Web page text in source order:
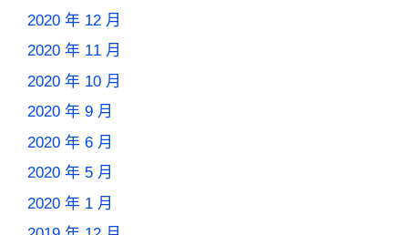
2020 年 12 月
2020 年 11 月
2020 年 10 月
2020 年 9 月
2020 年 6 月
2020 年 5 月
2020 年 1 月